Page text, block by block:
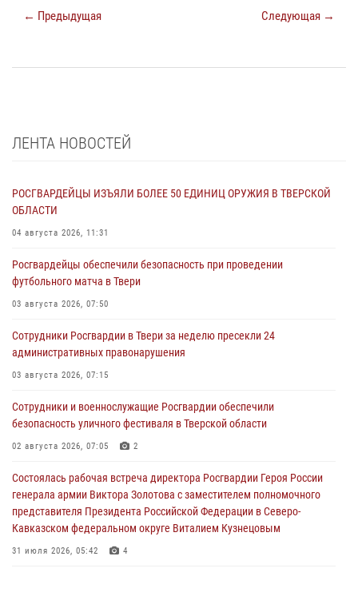
← Предыдущая Следующая →
ЛЕНТА НОВОСТЕЙ
РОСГВАРДЕЙЦЫ ИЗЪЯЛИ БОЛЕЕ 50 ЕДИНИЦ ОРУЖИЯ В ТВЕРСКОЙ
ОБЛАСТИ
04 августа 2026, 11:31
Росгвардейцы обеспечили безопасность при проведении
футбольного матча в Твери
03 августа 2026, 07:50
Сотрудники Росгвардии в Твери за неделю пресекли 24
административных правонарушения
03 августа 2026, 07:15
Сотрудники и военнослужащие Росгвардии обеспечили
безопасность уличного фестиваля в Тверской области
02 августа 2026, 07:05 2
Состоялась рабочая встреча директора Росгвардии Героя России
генерала армии Виктора Золотова с заместителем полномочного
представителя Президента Российской Федерации в Северо-
Кавказском федеральном округе Виталием Кузнецовым
31 июля 2026, 05:42 4